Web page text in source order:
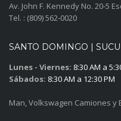
Av. John F. Kennedy No. 20-5
Tel. : (809) 562-0020
SANTO DOMINGO |
Lunes - Viernes: 8:30 AM a
Sábados: 8:30 AM a 12:30 PM
Man, Volkswagen Camiones y